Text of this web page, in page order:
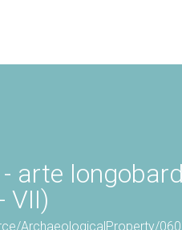
arte
VII)
ArchaeologicalProperty/